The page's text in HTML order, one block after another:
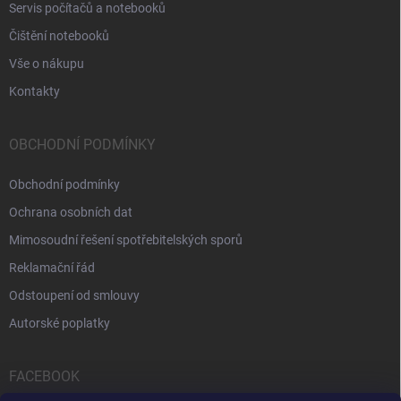
Servis počítačů a notebooků
Čištění notebooků
Vše o nákupu
Kontakty
OBCHODNÍ PODMÍNKY
Obchodní podmínky
Ochrana osobních dat
Mimosoudní řešení spotřebitelských sporů
Reklamační řád
Odstoupení od smlouvy
Autorské poplatky
FACEBOOK